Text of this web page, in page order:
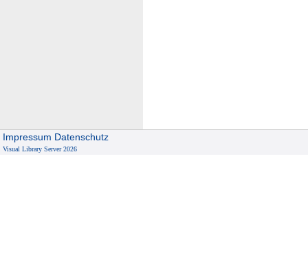
Impressum Datenschutz
Visual Library Server 2026